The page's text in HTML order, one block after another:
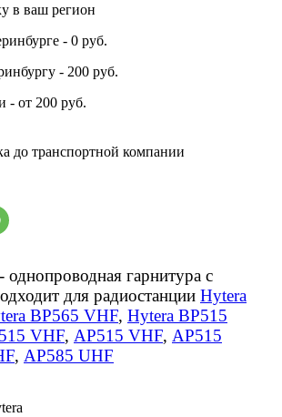
в ваш регион
- 0 руб.
- 200 руб.
- от 200 руб.
до транспортной компании
- однопроводная гарнитура с
для радиостанции Hytera
BP565 VHF, Hytera BP515
VHF, AP515 VHF, AP515
, AP585 UHF